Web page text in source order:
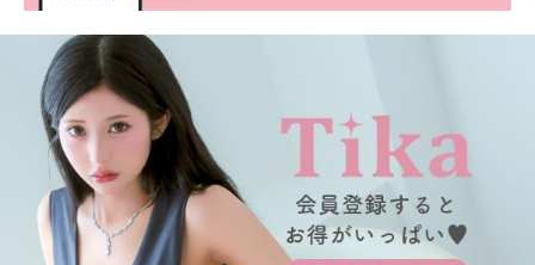
■カラーバリエーション